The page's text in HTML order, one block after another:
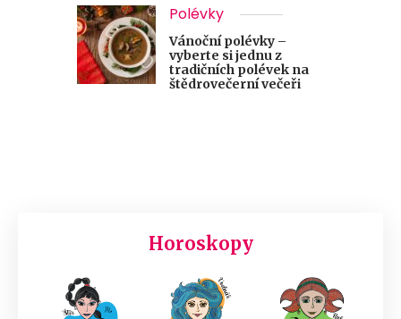
Polévky
Vánoční polévky –
vyberte si jednu z
tradičních polévek na
štědrovečerní večeři
Horoskopy